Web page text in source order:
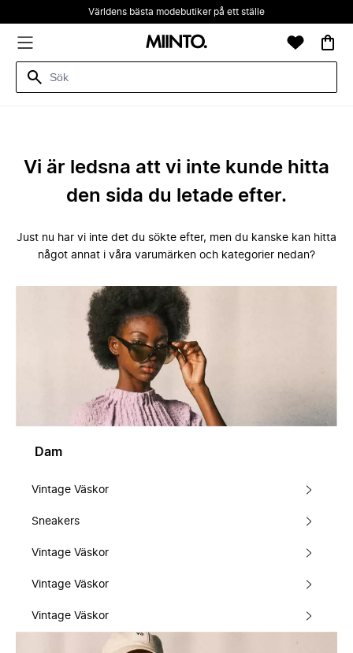
Världens bästa modebutiker på ett ställe
Vi är ledsna att vi inte kunde hitta
den sida du letade efter.
Just nu har vi inte det du sökte efter, men du kanske kan hitta
något annat i våra varumärken och kategorier nedan?
Dam
Vintage Väskor
Sneakers
Vintage Väskor
Vintage Väskor
Vintage Väskor